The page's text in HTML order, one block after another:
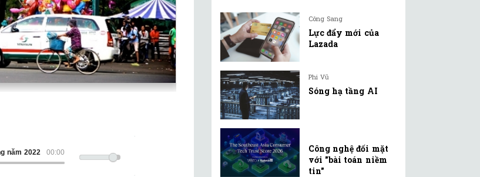
00:00
năm 2022
Công Sang
Lực đẩy mới của
Lazada
Phi Vũ
Sóng hạ tầng AI
Công nghệ đối mặt
với "bài toán niềm
tin"